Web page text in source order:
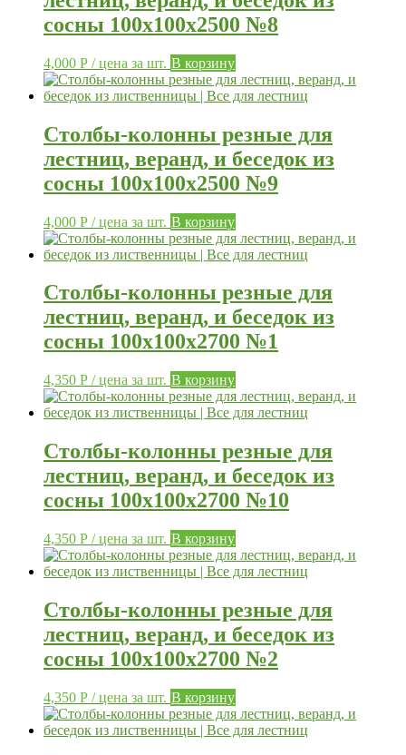
сосны 100х100х2500 №8
4,000 Р / цена за шт. В корзину
Столбы-колонны резные для
лестниц, веранд, и беседок из
сосны 100х100х2500 №9
4,000 Р / цена за шт. В корзину
Столбы-колонны резные для
лестниц, веранд, и беседок из
сосны 100х100х2700 №1
4,350 Р / цена за шт. В корзину
Столбы-колонны резные для
лестниц, веранд, и беседок из
сосны 100х100х2700 №10
4,350 Р / цена за шт. В корзину
Столбы-колонны резные для
лестниц, веранд, и беседок из
сосны 100х100х2700 №2
4,350 Р / цена за шт. В корзину